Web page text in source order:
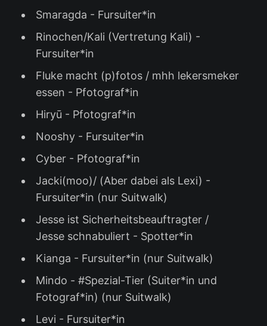
Smaragda - Fursuiter*in
Rinochen/Kali (Vertretung Kali) -
Fursuiter*in
Fluke macht (p)fotos / mhh lekersmeker
essen - Pfotograf*in
Hiryū - Pfotograf*in
Nooshy - Fursuiter*in
Cyber - Pfotograf*in
Jacki(moo)/ (Aber dabei als Lexi) -
Fursuiter*in (nur Suitwalk)
Jesse ist Sicherheitsbeauftragter /
Jesse schnabuliert - Spotter*in
Kianga - Fursuiter*in (nur Suitwalk)
Mindo - #Spezial-Tier (Suiter*in und
Fotograf*in) (nur Suitwalk)
Levi - Fursuiter*in